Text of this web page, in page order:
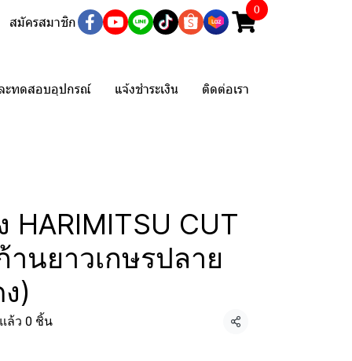
สมัครสมาชิก
0
ะทดสอบอุปกรณ์ แจ้งชำระเงิน ติดต่อเรา
HARIMITSU CUT
านยาวเกษรปลาย
)
ล้ว 0 ชิ้น แชร์